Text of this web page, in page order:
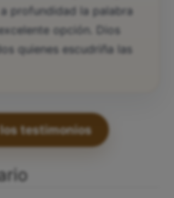
profundidad la palabra
opción. Dios
quienes escudriña las
testimonios